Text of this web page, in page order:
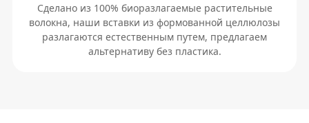
Сделано из 100% биоразлагаемые растительные
волокна, наши вставки из формованной целлюлозы
разлагаются естественным путем, предлагаем
альтернативу без пластика.